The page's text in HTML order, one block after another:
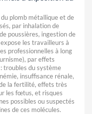
plomb métallique et de
par inhalation de
poussières, ingestion de
les travailleurs à
professionnelles à long
par effets
troubles du système
insuffisance rénale,
la fertilité, effets très
les fœtus, et risques
possibles ou suspectés
de ces molécules.